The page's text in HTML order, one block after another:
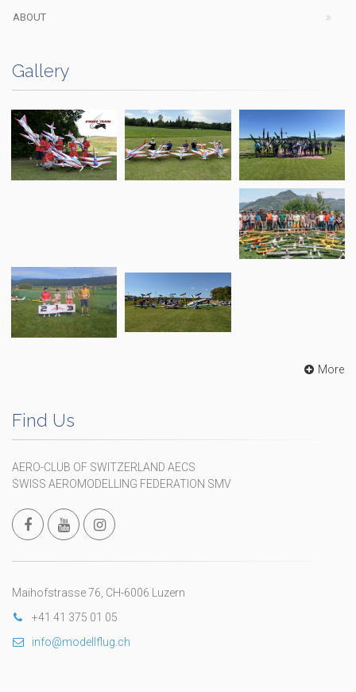
ABOUT
Gallery
More
Find Us
AERO-CLUB OF SWITZERLAND AECS
SWISS AEROMODELLING FEDERATION SMV
Maihofstrasse 76, CH-6006 Luzern
+41 41 375 01 05
info@modellflug.ch